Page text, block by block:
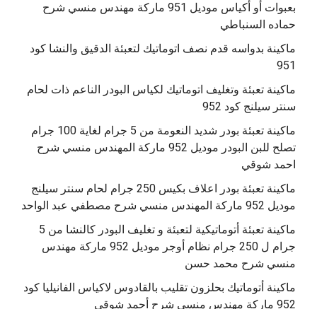
بعبوات أو أكياس موديل 951 ماركة مهندس منسي شرح
حماده السنباطي
ماكينة بدواسه قدم نصف اتوماتيك لتعبئة الدقيق والنشا كود
951
ماكينة تعبئة وتغليف اتوماتيك لكياس البودر الناعم ذات لحام
سنتر سيلنج كود 952
ماكينة تعبئة بودر شديد النعومة من 5 جرام لغاية 100 جرام
تصلح للبن البودر موديل 952 ماركة المهندس منسي شرح
احمد شوقي
ماكينة تعبئة بودر اعلاف بكيس 250 جرام لحام سنتر سيلنج
موديل 952 ماركة المهندس منسي شرح مصطفي عبد الواحد
ماكينة تعبئة أتوماتيكية لتعبئة و تغليف البودر كالنشا من 5
جرام ل 250 جرام نظام أوجر موديل 952 ماركة مهندس
منسي شرح محمد حسن
‫ماكينة أتوماتيك بحلزون تقليب بالقادوس لاكياس الفانيليا كود